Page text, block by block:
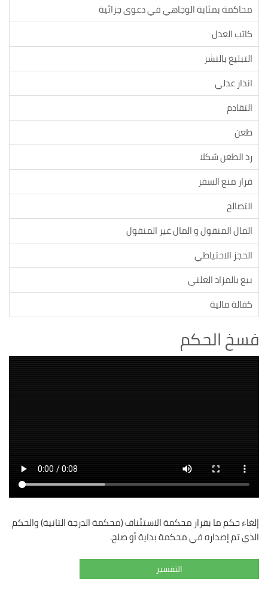
محاكمة بمثابة الوجاهي في دعوى جزائية
كاتب العدل
التبليغ بالنشر
انذار عدلي
التقادم
طعن
رد الطعن شكلا
قرار منع السفر
التصالح
المال المنقول و المال غير المنقول
الحجز الاحتياطي
بيع بالمزاد العلني
كفالة مالية
فسخ الحكم
إلغاء حكم ما بقرار محكمة الاستئناف (محكمة الدرجة الثانية) والحكم
الذي تم إصداره في محكمة بداية أو صلح.